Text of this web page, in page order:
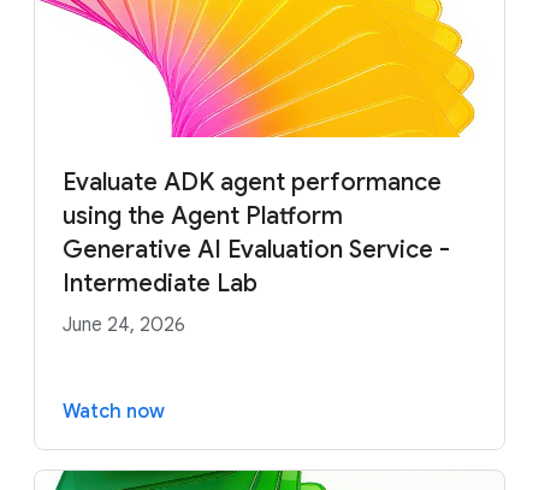
Evaluate ADK agent performance
using the Agent Platform
Generative AI Evaluation Service -
Intermediate Lab
June 24, 2026
Watch now